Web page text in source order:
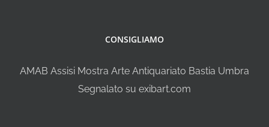
CONSIGLIAMO
AMAB Assisi Mostra Arte Antiquariato Bastia Umbra
Segnalato su exibart.com